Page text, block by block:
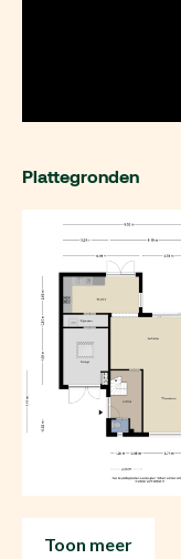
Plattegronden
Toon meer